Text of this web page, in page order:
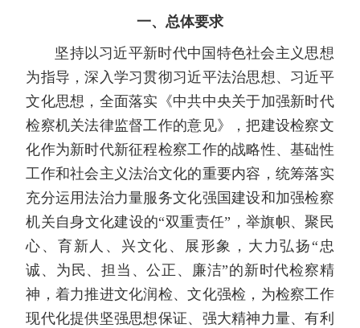
一、总体要求
坚持以习近平新时代中国特色社会主义思想
为指导，深入学习贯彻习近平法治思想、习近平
文化思想，全面落实《中共中央关于加强新时代
检察机关法律监督工作的意见》，把建设检察文
化作为新时代新征程检察工作的战略性、基础性
工作和社会主义法治文化的重要内容，统筹落实
充分运用法治力量服务文化强国建设和加强检察
机关自身文化建设的“双重责任”，举旗帜、聚民
心、育新人、兴文化、展形象，大力弘扬“忠
诚、为民、担当、公正、廉洁”的新时代检察精
神，着力推进文化润检、文化强检，为检察工作
现代化提供坚强思想保证、强大精神力量、有利